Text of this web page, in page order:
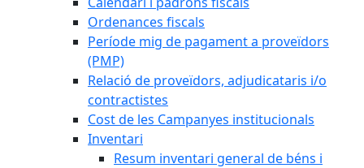
Ordenances fiscals
Període mig de pagament a proveïdors
(PMP)
Relació de proveïdors, adjudicataris i/o
contractistes
Cost de les Campanyes institucionals
Inventari
Resum inventari general de béns i